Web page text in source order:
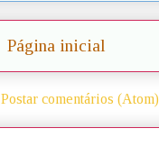
Página inicial
Postar comentários (Atom)